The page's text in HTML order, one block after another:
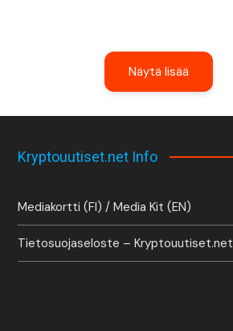
Näytä lisää
Kryptouutiset.net Info
Mediakortti (FI) / Media Kit (EN)
Tietosuojaseloste – Kryptouutiset.net